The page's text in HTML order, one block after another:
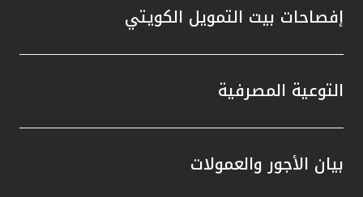
إفصاحات بيت التمويل الكويتي
التوعية المصرفية
بيان الأجور والعمولات